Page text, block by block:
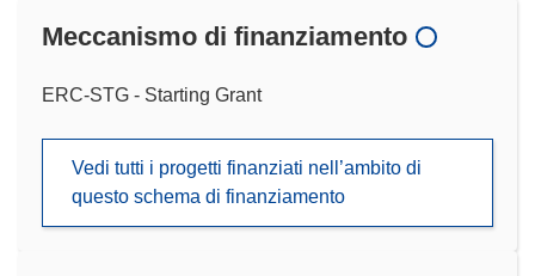
Meccanismo di finanziamento
ERC-STG - Starting Grant
Vedi tutti i progetti finanziati nell’ambito di
questo schema di finanziamento